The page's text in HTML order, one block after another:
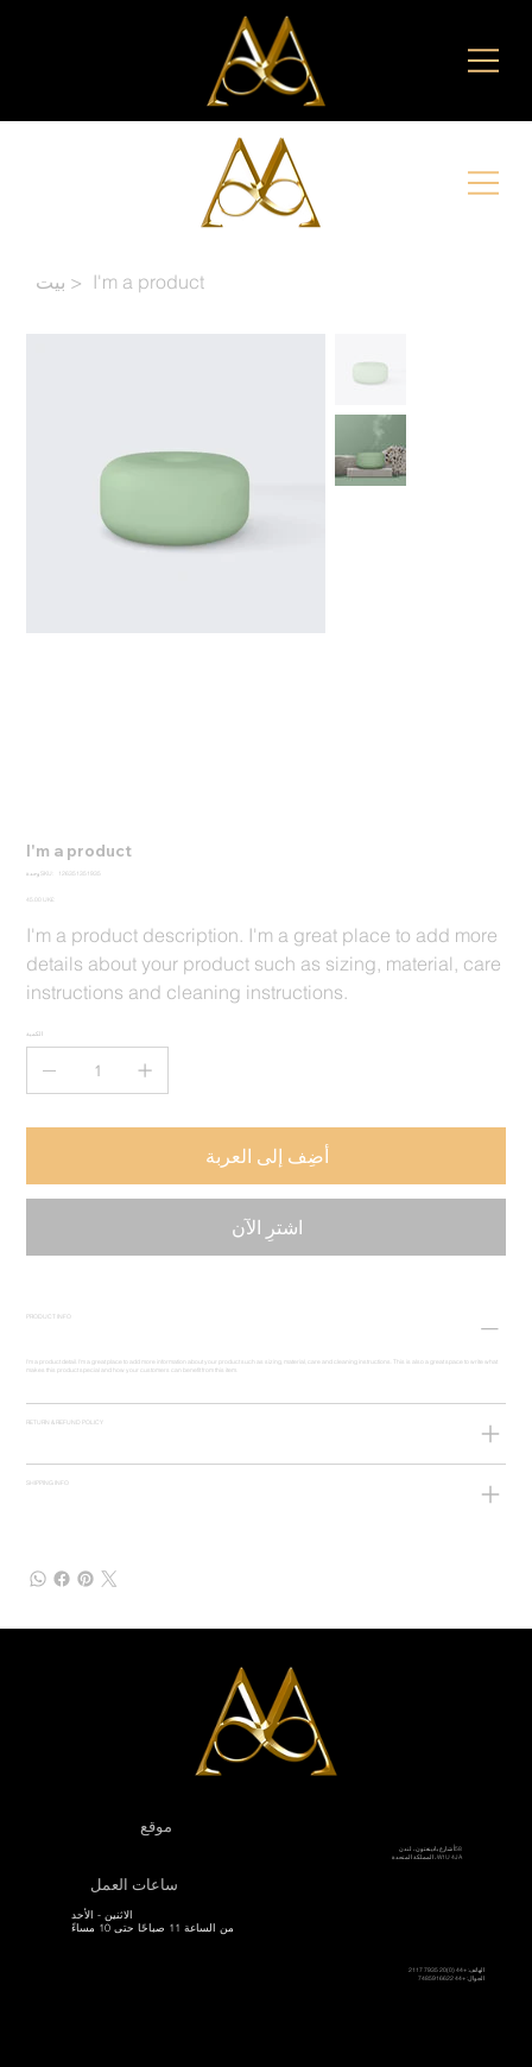
بيت > I'm a product
I'm a product
وحدة SKU:
SKU
126351351935
السعر
‏45.00 UK£
I'm a product description. I'm a great place to add more
details about your product such as sizing, material, care
instructions and cleaning instructions.
الكمية
أضِف إلى العربة
اشترِ الآن
PRODUCT INFO
I'm a product detail. I'm a great place to add more information about your product such as sizing, material, care and cleaning instructions. This is also a great space to write what
makes this product special and how your customers can benefit from this item.
RETURN & REFUND POLICY
SHIPPING INFO
موقع
58أ شارع بادينغتون، لندن
W1U 4JA، المملكة المتحدة
ساعات العمل
الاثنين - الأحد
من الساعة 11 صباحًا حتى 10 مساءً
الهاتف:+44 (0)20 7935 2117
الجوال: +44 7485916622